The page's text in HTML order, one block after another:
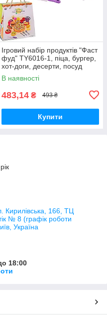
Ігровий набір продуктів "Фаст
фуд" TY6016-1, піца, бургер,
хот-доги, десерти, посуд
В наявності
483,14 ₴ 493 ₴
Купити
Кирилівська, 166, ТЦ
№ 8 (графік роботи
Україна
18:00